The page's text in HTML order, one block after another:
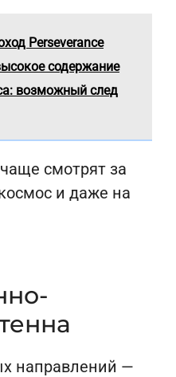
Perseverance
содержание
возможный след
смотрят за
и даже на
направлений —